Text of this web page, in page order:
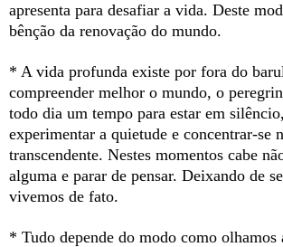
apresenta para desafiar a vida. Deste
bênção da renovação do mundo.
* A vida profunda existe por fora do
compreender melhor o mundo, o
todo dia um tempo para estar em
experimentar a quietude e concentrar-se
transcendente. Nestes momentos cabe
alguma e parar de pensar. Deixando de
vivemos de fato.
* Tudo depende do modo como olhamos